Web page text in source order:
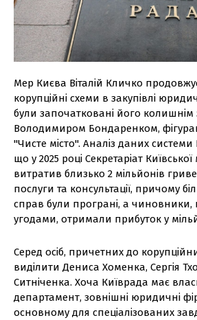
Мер Києва Віталій Кличко
корупційні схеми в закупівлі
були започатковані його колишнім
Володимиром Бондаренком,
"Чисте місто". Аналіз даних
що у 2025 році Секретаріат Київської
витратив близько 2 мільйонів
послуги та консультації, причому
справ були програні, а чиновники,
угодами, отримали прибуток у
Серед осіб, причетних до
виділити Дениса Хоменка, Сергія
Ситніченка. Хоча Київрада має
департамент, зовнішні юридичні
основному для спеціалізованих